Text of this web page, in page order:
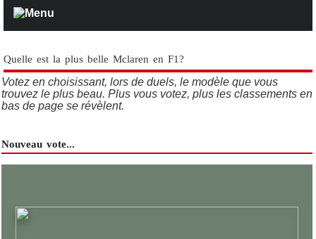
Quelle est la plus belle Mclaren en F1?
Votez en choisissant, lors de duels, le modèle que vous
trouvez le plus beau. Plus vous votez, plus les classements en
bas de page se révèlent.
Nouveau vote...